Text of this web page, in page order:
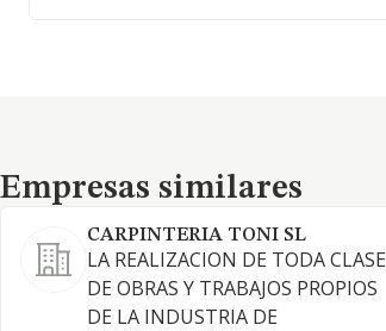
Empresas similares
Empresas similares
CARPINTERIA TONI SL
LA REALIZACION DE TODA CLASE
DE OBRAS Y TRABAJOS PROPIOS
DE LA INDUSTRIA DE